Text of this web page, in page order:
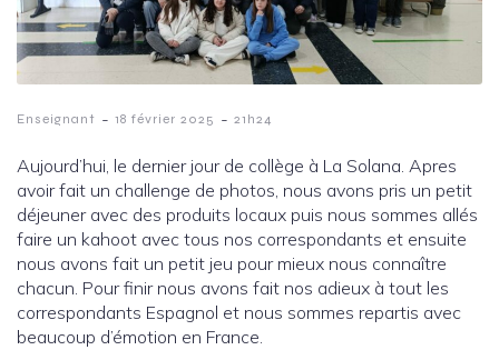
Enseignant - 18 février 2025 - 21h24
Aujourd’hui, le dernier jour de collège à La Solana. Apres
avoir fait un challenge de photos, nous avons pris un petit
déjeuner avec des produits locaux puis nous sommes allés
faire un kahoot avec tous nos correspondants et ensuite
nous avons fait un petit jeu pour mieux nous connaître
chacun. Pour finir nous avons fait nos adieux à tout les
correspondants Espagnol et nous sommes repartis avec
beaucoup d’émotion en France.